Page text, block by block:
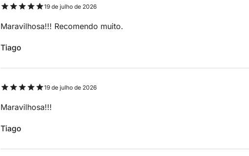
19 de julho de 2026
Maravilhosa!!! Recomendo muito.
Tiago
19 de julho de 2026
Maravilhosa!!!
Tiago